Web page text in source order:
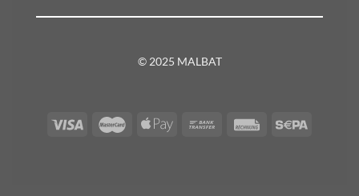
© 2025 MALBAT